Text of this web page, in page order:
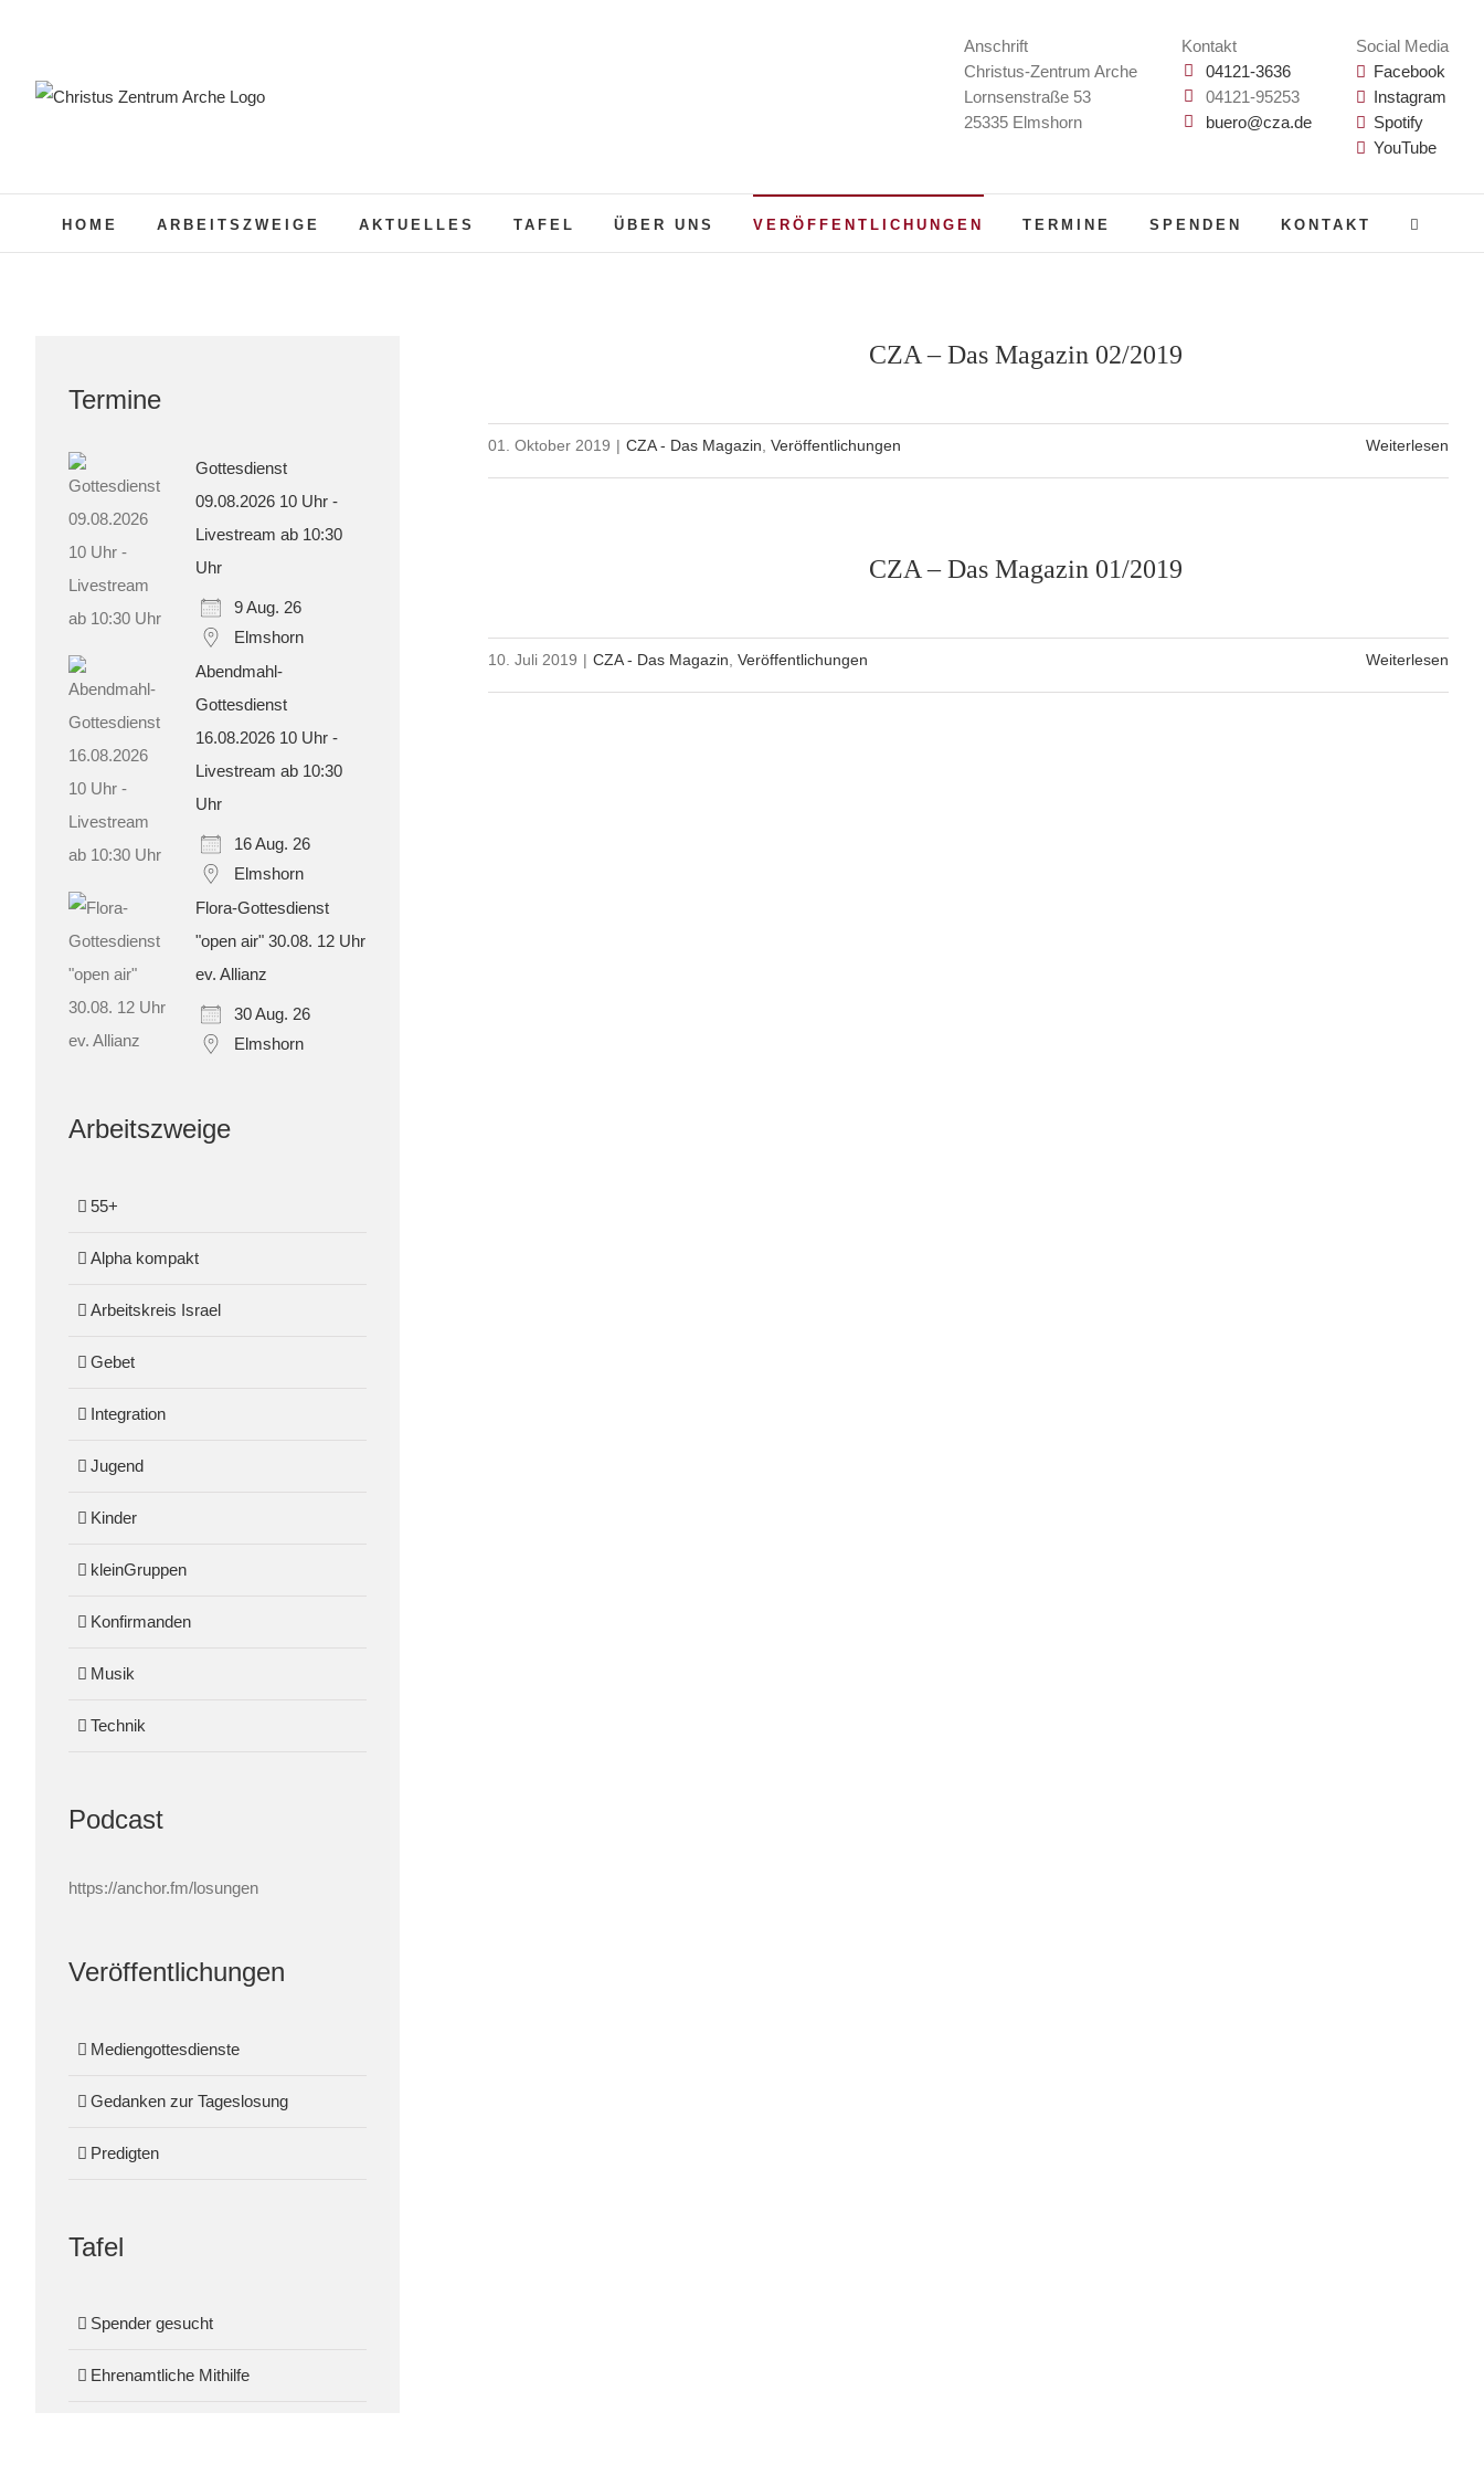
springen
Anschrift
Christus-Zentrum Arche
Lornsenstraße 53
25335 Elmshorn
Kontakt
04121-3636
04121-95253
buero@cza.de
Social Media
Facebook
Instagram
Spotify
YouTube
HOME ARBEITSZWEIGE AKTUELLES TAFEL ÜBER UNS VERÖFFENTLICHUNGEN TERMINE SPENDEN KONTAKT
CZA – Das Magazin 02/2019
01. Oktober 2019 | CZA - Das Magazin Veröffentlichungen Weiterlesen
CZA – Das Magazin 01/2019
10. Juli 2019 | CZA - Das Magazin Veröffentlichungen Weiterlesen
Termine
Gottesdienst
09.08.2026 10 Uhr -
Livestream ab 10:30
Uhr
9 Aug. 26
Elmshorn
Abendmahl-
Gottesdienst
16.08.2026 10 Uhr -
Livestream ab 10:30
Uhr
16 Aug. 26
Elmshorn
Flora-Gottesdienst
"open air" 30.08. 12 Uhr
ev. Allianz
30 Aug. 26
Elmshorn
Arbeitszweige
55+
Alpha kompakt
Arbeitskreis Israel
Gebet
Integration
Jugend
Kinder
kleinGruppen
Konfirmanden
Musik
Technik
Podcast
https://anchor.fm/losungen
Veröffentlichungen
Mediengottesdienste
Gedanken zur Tageslosung
Predigten
Tafel
Spender gesucht
Ehrenamtliche Mithilfe